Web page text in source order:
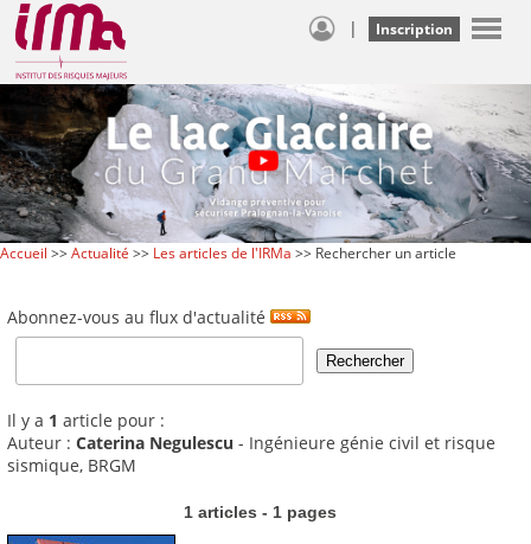
| Inscription
Accueil >>Actualité >> Les articles de l'IRMa >> Rechercher un article
Abonnez-vous au flux d'actualité
Il y a 1 article pour :
Auteur : Caterina Negulescu - Ingénieure génie civil et risque
sismique, BRGM
1 articles - 1 pages